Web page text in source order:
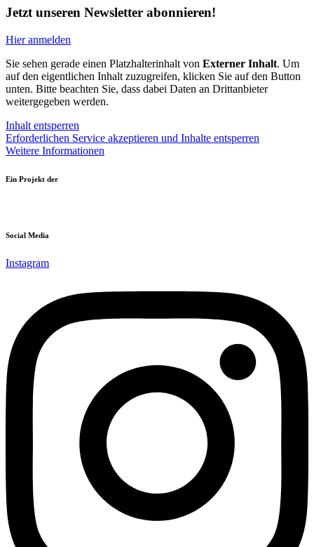
Jetzt unseren Newsletter abonnieren!
Hier anmelden
Sie sehen gerade einen Platzhalterinhalt von Externer Inhalt. Um
auf den eigentlichen Inhalt zuzugreifen, klicken Sie auf den Button
unten. Bitte beachten Sie, dass dabei Daten an Drittanbieter
weitergegeben werden.
Inhalt entsperren
Erforderlichen Service akzeptieren und Inhalte entsperren
Weitere Informationen
Ein Projekt der
Social Media
Instagram